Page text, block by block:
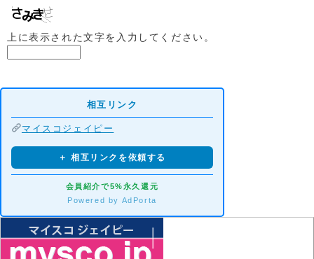
上に表示された文字を入力してください。
相互リンク
マイスコジェイピー
＋ 相互リンクを依頼する
会員紹介で5%永久還元
Powered by AdPorta